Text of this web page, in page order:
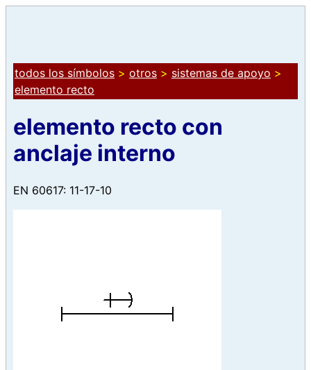
todos los símbolos > otros > sistemas de apoyo >
elemento recto
elemento recto con
anclaje interno
EN 60617: 11-17-10